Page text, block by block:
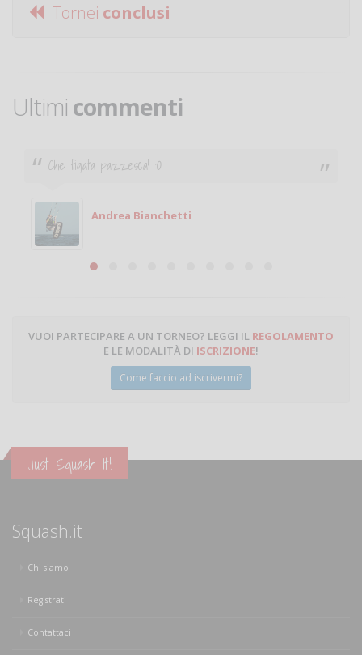
Tornei conclusi
Ultimi commenti
Ciao. Sono a Treviglio da poco e vorrei tornare a
giocare. Se sei in zona e puoi giocare fammi sapere.
Michele
Michele Miglionico
VUOI PARTECIPARE A UN TORNEO? LEGGI IL REGOLAMENTO
E LE MODALITÀ DI ISCRIZIONE!
Come faccio ad iscrivermi?
Just Squash It!
Squash.it
Chi siamo
Registrati
Contattaci